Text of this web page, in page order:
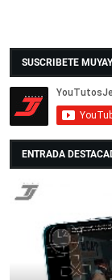
SUSCRIBETE
ENTRADA